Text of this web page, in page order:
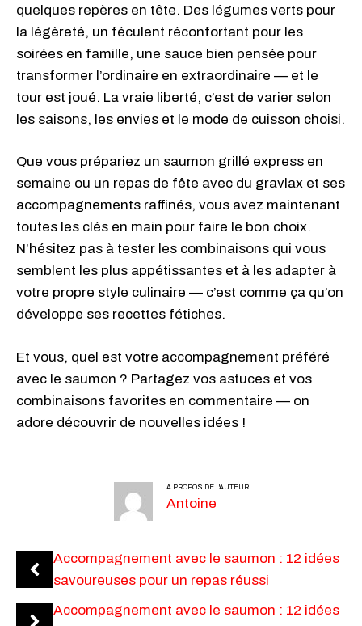
quelques repères en tête. Des légumes verts pour
la légèreté, un féculent réconfortant pour les
soirées en famille, une sauce bien pensée pour
transformer l’ordinaire en extraordinaire — et le
tour est joué. La vraie liberté, c’est de varier selon
les saisons, les envies et le mode de cuisson choisi.
Que vous prépariez un saumon grillé express en
semaine ou un repas de fête avec du gravlax et ses
accompagnements raffinés, vous avez maintenant
toutes les clés en main pour faire le bon choix.
N’hésitez pas à tester les combinaisons qui vous
semblent les plus appétissantes et à les adapter à
votre propre style culinaire — c’est comme ça qu’on
développe ses recettes fétiches.
Et vous, quel est votre accompagnement préféré
avec le saumon ? Partagez vos astuces et vos
combinaisons favorites en commentaire — on
adore découvrir de nouvelles idées !
A PROPOS DE L'AUTEUR
Antoine
Accompagnement avec le saumon : 12 idées
savoureuses pour un repas réussi
Accompagnement avec le saumon : 12 idées